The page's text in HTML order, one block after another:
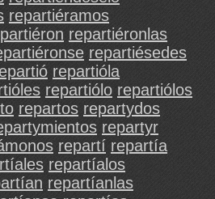
repartiéramos
repartiéronlas
repartiésedes
repartióla
repartiólo repartiólos
repartos repartydos
repartyr
repartí repartía
repartíalos
repartíanlas